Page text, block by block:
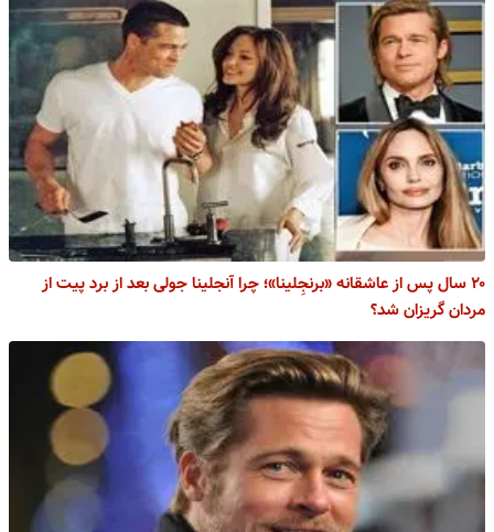
۲۰ سال پس از عاشقانه‌ «برنجِلینا»؛ چرا آنجلینا جولی بعد از برد پیت از
مردان گریزان شد؟